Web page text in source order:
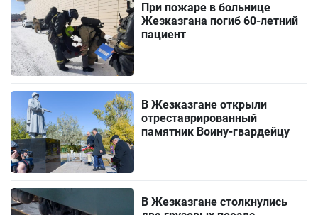
При пожаре в больнице
Жезказгана погиб 60-летний
пациент
В Жезказгане открыли
отреставрированный
памятник Воину-гвардейцу
В Жезказгане столкнулись